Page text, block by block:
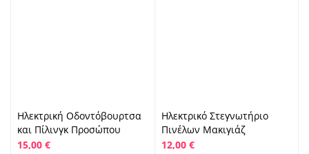
Ηλεκτρική Οδοντόβουρτσα
και Πίλινγκ Προσώπου
15,00 €
Ηλεκτρικό Στεγνωτήριο
Πινέλων Μακιγιάζ
12,00 €